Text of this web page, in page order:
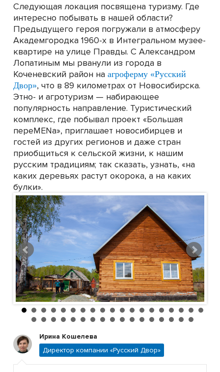
Следующая локация посвящена туризму. Где
интересно побывать в нашей области?
Предыдущего героя погружали в атмосферу
Академгородка 1960-х в Интегральном музее-
квартире на улице Правды. С Александром
Лопатиным мы рванули из города в
Коченевский район на агроферму «Русский
Двор», что в 89 километрах от Новосибирска.
Этно- и агротуризм — набирающее
популярность направление. Туристический
комплекс, где побывал проект «Большая
переMENа», приглашает новосибирцев и
гостей из других регионов и даже стран
приобщиться к сельской жизни, к нашим
русским традициям; так сказать, узнать, «на
каких деревьях растут окорока, а на каких
булки».
Ирина Кошелева
Директор компании «Русский Двор»